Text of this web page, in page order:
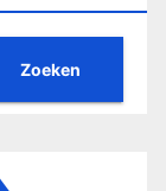
Zoeken